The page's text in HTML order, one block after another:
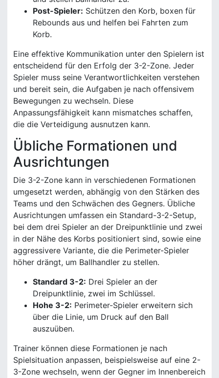
Post-Spieler: Schützen den Korb, boxen für
Rebounds aus und helfen bei Fahrten zum
Korb.
Eine effektive Kommunikation unter den Spielern ist
entscheidend für den Erfolg der 3-2-Zone. Jeder
Spieler muss seine Verantwortlichkeiten verstehen
und bereit sein, die Aufgaben je nach offensivem
Bewegungen zu wechseln. Diese
Anpassungsfähigkeit kann mismatches schaffen,
die die Verteidigung ausnutzen kann.
Übliche Formationen und
Ausrichtungen
Die 3-2-Zone kann in verschiedenen Formationen
umgesetzt werden, abhängig von den Stärken des
Teams und den Schwächen des Gegners. Übliche
Ausrichtungen umfassen ein Standard-3-2-Setup,
bei dem drei Spieler an der Dreipunktlinie und zwei
in der Nähe des Korbs positioniert sind, sowie eine
aggressivere Variante, die die Perimeter-Spieler
höher drängt, um Ballhandler zu stellen.
Standard 3-2: Drei Spieler an der
Dreipunktlinie, zwei im Schlüssel.
Hohe 3-2: Perimeter-Spieler erweitern sich
über die Linie, um Druck auf den Ball
auszuüben.
Trainer können diese Formationen je nach
Spielsituation anpassen, beispielsweise auf eine 2-
3-Zone wechseln, wenn der Gegner im Innenbereich